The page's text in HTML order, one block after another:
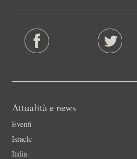
Attualità e news
Eventi
Israele
Italia